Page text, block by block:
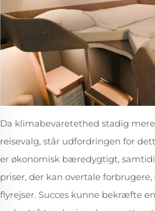
Da klimabevaretethed stadig
reisevalg, står udfordringen for
er økonomisk bæredygtigt,
priser, der kan overtale
flyrejser. Succes kunne bekræfte